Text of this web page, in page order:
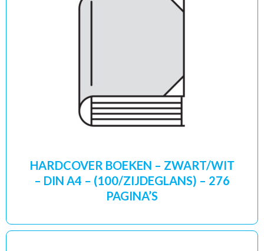
HARDCOVER BOEKEN – ZWART/WIT
– DIN A4 – (100/ZIJDEGLANS) – 276
PAGINA’S